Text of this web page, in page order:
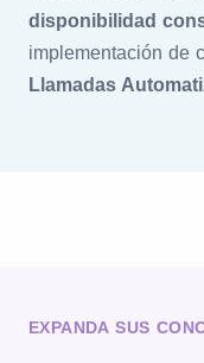
disponibilidad
implementación de
Llamadas
EXPANDA SUS